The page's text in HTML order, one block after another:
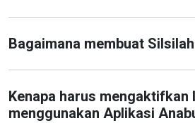
Bagaimana membuat
Kenapa harus mengaktifkan
menggunakan Aplikasi